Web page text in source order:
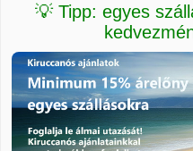
💡 Tipp: egyes